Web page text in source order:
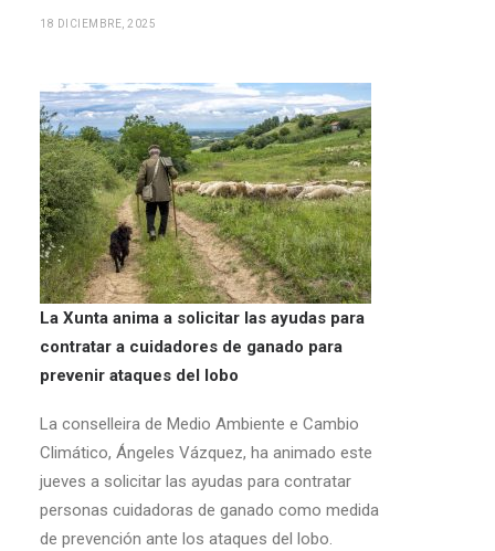
18 DICIEMBRE, 2025
La Xunta anima a solicitar las ayudas para
contratar a cuidadores de ganado para
prevenir ataques del lobo
La conselleira de Medio Ambiente e Cambio
Climático, Ángeles Vázquez, ha animado este
jueves a solicitar las ayudas para contratar
personas cuidadoras de ganado como medida
de prevención ante los ataques del lobo.